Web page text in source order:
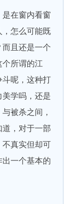
在窗内看窗
，怎么可能既
且还是一个
个所谓的江
斗呢，这种打
学吗，还是
被杀之间，
，对于一部
不真实但却可
一个基本的